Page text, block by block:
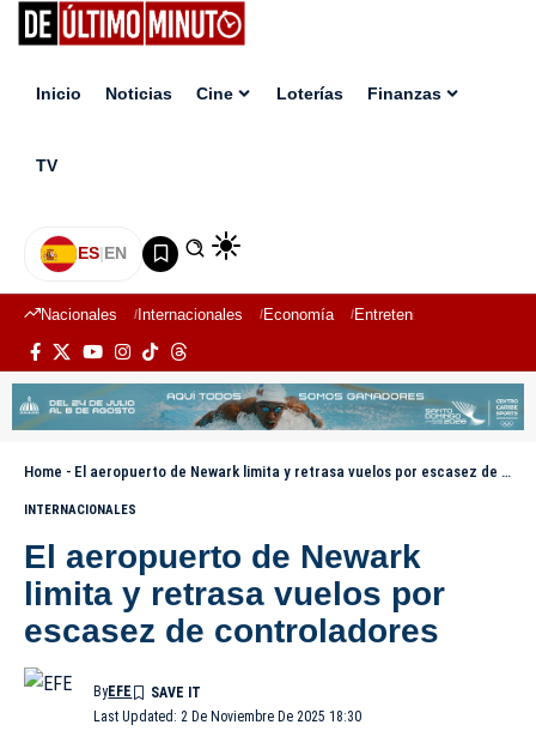
Inicio Noticias Cine Loterías Finanzas
TV
ES|EN
Nacionales Internacionales Economía Entretenimiento
Home - El aeropuerto de Newark limita y retrasa vuelos por escasez de controladores
INTERNACIONALES
El aeropuerto de Newark
limita y retrasa vuelos por
escasez de controladores
Last Updated: 2 De Noviembre De 2025 18:30
ByEFE